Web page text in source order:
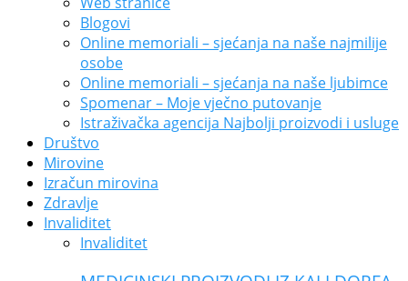
Blogovi
Online memoriali – sjećanja na naše najmilije
osobe
Online memoriali – sjećanja na naše ljubimce
Spomenar – Moje vječno putovanje
Istraživačka agencija Najbolji proizvodi i usluge
Društvo
Mirovine
Izračun mirovina
Zdravlje
Invaliditet
Invaliditet